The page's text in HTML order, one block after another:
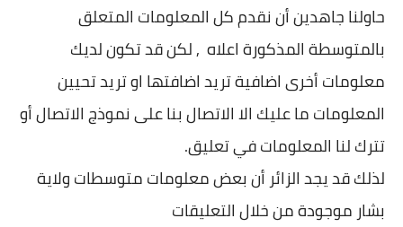
حاولنا جاهدين أن نقدم كل المعلومات المتعلق
بالمتوسطة المذكورة اعلاه , لكن قد تكون لديك
معلومات أخرى اضافية تريد اضافتها او تريد تحيين
المعلومات ما عليك الا الاتصال بنا على نموذج الاتصال أو
تترك لنا المعلومات في تعليق.
لذلك قد يجد الزائر أن بعض معلومات متوسطات ولاية
بشار موجودة من خلال التعليقات